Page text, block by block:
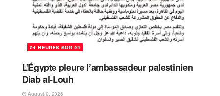
24 HEURES SUR 24
L’Égypte pleure l’ambassadeur palestinien
Diab al-Louh
August 9, 2026